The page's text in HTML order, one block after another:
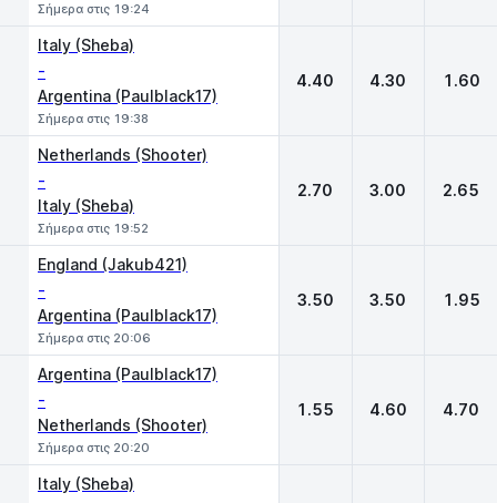
Σήμερα στις 19:24
Italy (Sheba)
-
Argentina (Paulblack17)
Σήμερα στις 19:38
4.40 4.30 1.60
Netherlands (Shooter)
-
Italy (Sheba)
Σήμερα στις 19:52
2.70 3.00 2.65
England (Jakub421)
-
Argentina (Paulblack17)
Σήμερα στις 20:06
3.50 3.50 1.95
Argentina (Paulblack17)
-
Netherlands (Shooter)
Σήμερα στις 20:20
1.55 4.60 4.70
Italy (Sheba)